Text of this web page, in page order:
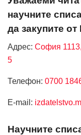
научните
да закупите
Адрес: София
5
Телефон: 0700
Е-mail:
Научните